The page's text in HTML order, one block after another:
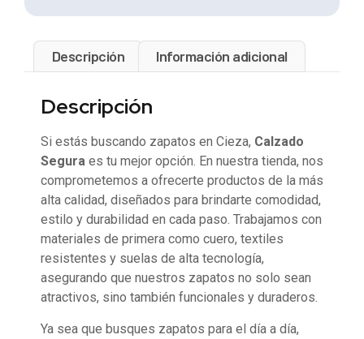
Descripción Información adicional
Descripción
Si estás buscando zapatos en Cieza, Calzado
Segura es tu mejor opción. En nuestra tienda, nos
comprometemos a ofrecerte productos de la más
alta calidad, diseñados para brindarte comodidad,
estilo y durabilidad en cada paso. Trabajamos con
materiales de primera como cuero, textiles
resistentes y suelas de alta tecnología,
asegurando que nuestros zapatos no solo sean
atractivos, sino también funcionales y duraderos.
Ya sea que busques zapatos para el día a día,